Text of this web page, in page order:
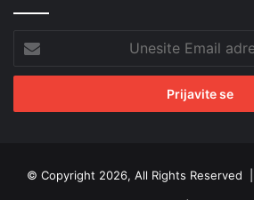
Email
adresu
© Copyright 2026, All Rights Reserved |